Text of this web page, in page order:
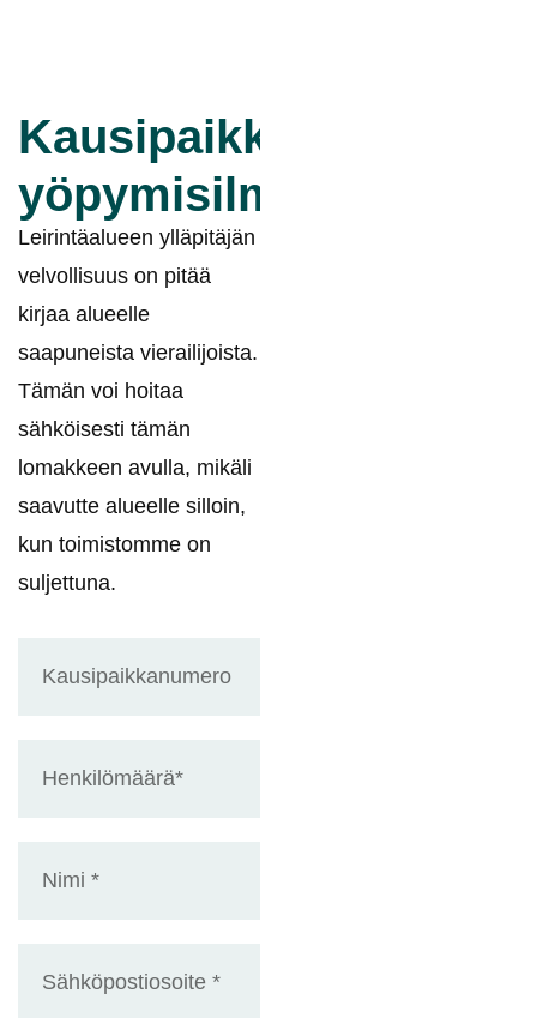
Kausipaikkalaisten
yöpymisilmoitus
Leirintäalueen ylläpitäjän
velvollisuus on pitää
kirjaa alueelle
saapuneista vierailijoista.
Tämän voi hoitaa
sähköisesti tämän
lomakkeen avulla, mikäli
saavutte alueelle silloin,
kun toimistomme on
suljettuna.